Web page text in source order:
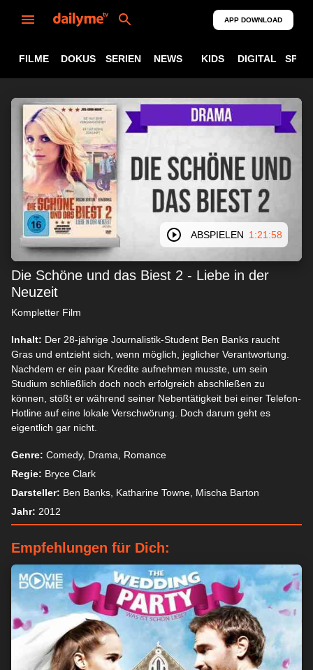
Wir und unsere Partner speichern und/oder greifen auf
personenbezogene Daten wie eindeutige Kennungen und
Standardinformationen, die von einem Gerät für personalisierte
Werbung und Inhalte, Werbung und Inhaltsmessung,
Zielgruppenforschung und Serviceentwicklung gesendet
werden. Mit Ihrer Erlaubnis dürfen wir und unsere Partner über
Gerätescans genaue Standortdaten und Kenndaten abfragen.
Sie können auf die entsprechende Schaltfläche klicken, um der
zuzustimmen. Alternativ können Sie auf detailliertere
Informationen zugreifen und Ihre Einstellungen ändern, bevor
Sie der Verarbeitung zustimmen oder diese ablehnen. Bitte
beachten Sie, dass die Verarbeitung mancher
personenbezogenen Daten ohne Ihre Einwilligung stattfinden
zu widersprechen. Ihre Einstellungen gelten lediglich für diese
Website. Sie können Ihre Einstellungen jederzeit ändern oder
Ihre Einwilligung widerrufen, indem Sie zu dieser Website
zurückkehren und unten auf der Webseite auf die Schaltfläche
"Datenschutz" klicken.
APP DOWNLOAD
FILME DOKUS SERIEN NEWS KIDS DIGITAL
ABSPIELEN 1:21:58
Die Schöne und das Biest 2 - Liebe in der
Neuzeit
Kompletter Film
Inhalt: Der 28-jährige Journalistik-Student Ben Banks raucht
Gras und entzieht sich, wenn möglich, jeglicher Verantwortung.
Nachdem er ein paar Kredite aufnehmen musste, um sein
Studium schließlich doch noch erfolgreich abschließen zu
können, stößt er während seiner Nebentätigkeit bei einer Telefon-
Hotline auf eine lokale Verschwörung. Doch darum geht es
eigentlich gar nicht.
Genre: Comedy, Drama, Romance
Regie: Bryce Clark
Darsteller: Ben Banks, Katharine Towne, Mischa Barton
Jahr: 2012
Empfehlungen für Dich: